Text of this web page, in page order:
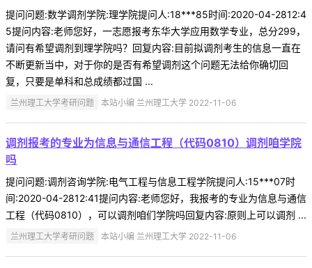
提问问题:数学调剂学院:理学院提问人:18***85时间:2020-04-2812:4
5提问内容:老师您好，一志愿报考东华大学应用数学专业，总分299，
请问有希望调剂到理学院吗？回复内容:目前拟调剂考生的信息一直在
不断更新当中，对于你的是否有希望调剂这个问题无法给你确切回
复，只要是单科和总成绩都过国 ...
兰州理工大学考研问题 本站小编 兰州理工大学 2022-11-06
调剂报考的专业为信息与通信工程（代码0810）调剂咱学院
吗
提问问题:调剂咨询学院:电气工程与信息工程学院提问人:15***07时
间:2020-04-2812:41提问内容:老师您好，我报考的专业为信息与通信
工程（代码0810），可以调剂咱们学院吗回复内容:原则上可以调剂 ...
兰州理工大学考研问题 本站小编 兰州理工大学 2022-11-06